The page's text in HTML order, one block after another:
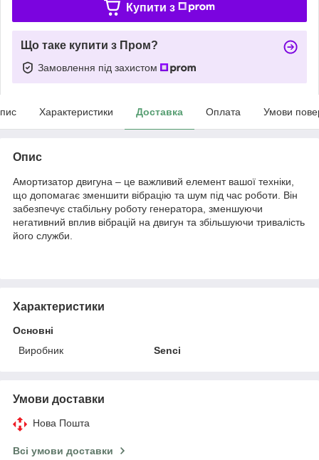
Купити з
Що таке купити з Пром?
Замовлення під захистом
Характеристики Доставка Оплата Умови
Опис
Амортизатор двигуна – це важливий елемент вашої техніки,
що допомагає зменшити вібрацію та шум під час роботи. Він
забезпечує стабільну роботу генератора, зменшуючи
негативний вплив вібрацій на двигун та збільшуючи тривалість
його служби.
Характеристики
Основні
Виробник
Senci
Умови доставки
Нова Пошта
Всі умови доставки